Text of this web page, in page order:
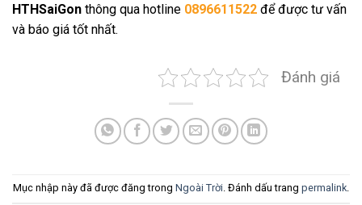
HTHSaiGon thông qua hotline 0896611522 để được tư vấn
và báo giá tốt nhất.
Đánh giá
Mục nhập này đã được đăng trong Ngoài Trời. Đánh dấu trang permalink.